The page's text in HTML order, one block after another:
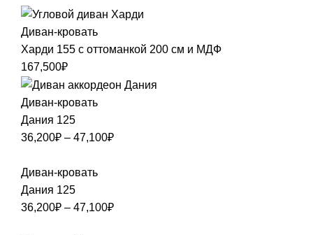
Диван-кровать
Харди 155 с оттоманкой 200 см и МДФ
167,500₽
Диван-кровать
Дания 125
36,200₽ – 47,100₽
Диван-кровать
Дания 125
36,200₽ – 47,100₽